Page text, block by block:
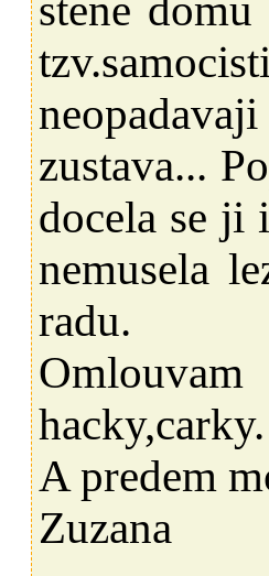
stene
zustava...
docela se
nemusela
radu.
hacky,carky.
A predem
Zuzana